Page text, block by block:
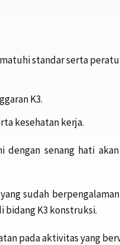
standar serta
K3.
kesehatan kerja.
dengan senang hati
sudah
bidang K3 konstruksi.
pada aktivitas yang